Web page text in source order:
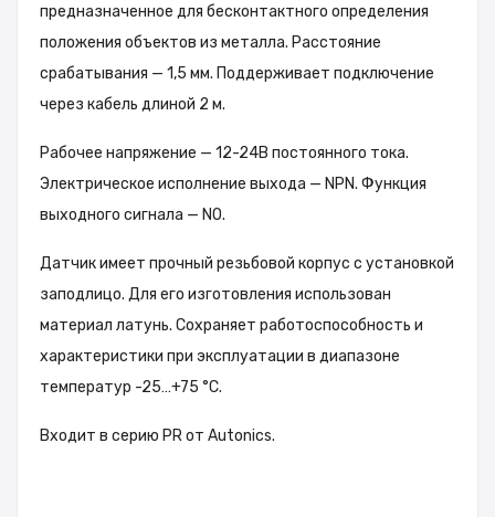
предназначенное для бесконтактного определения
положения объектов из металла. Расстояние
срабатывания — 1,5 мм. Поддерживает подключение
через кабель длиной 2 м.
Рабочее напряжение — 12-24В постоянного тока.
Электрическое исполнение выхода — NPN. Функция
выходного сигнала — NO.
Датчик имеет прочный резьбовой корпус с установкой
заподлицо. Для его изготовления использован
материал латунь. Сохраняет работоспособность и
характеристики при эксплуатации в диапазоне
температур -25…+75 °C.
Входит в серию PR от Autonics.